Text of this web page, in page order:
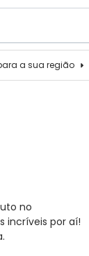
a sua região
no
incríveis por aí!